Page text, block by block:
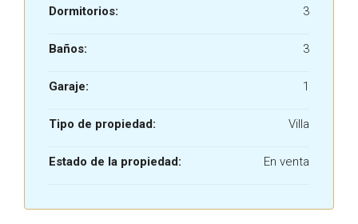
Dormitorios: 3
Baños: 3
Garaje: 1
Tipo de propiedad: Villa
Estado de la propiedad: En venta